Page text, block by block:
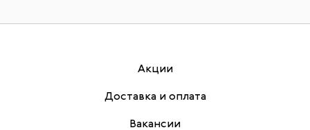
Акции
Доставка и оплата
Вакансии